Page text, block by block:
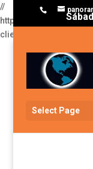
//
https://
client=ca-pub-
Select Page